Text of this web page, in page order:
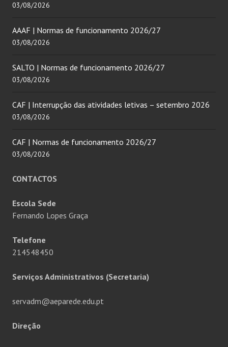
03/08/2026
AAAF | Normas de funcionamento 2026/27
03/08/2026
SALTO | Normas de funcionamento 2026/27
03/08/2026
CAF | Interrupção das atividades letivas – setembro 2026
03/08/2026
CAF | Normas de funcionamento 2026/27
03/08/2026
CONTACTOS
Escola Sede
Fernando Lopes Graça
Telefone
214548450
Serviços Administrativos (Secretaria)
servadm@aeparede.edu.pt
Direção